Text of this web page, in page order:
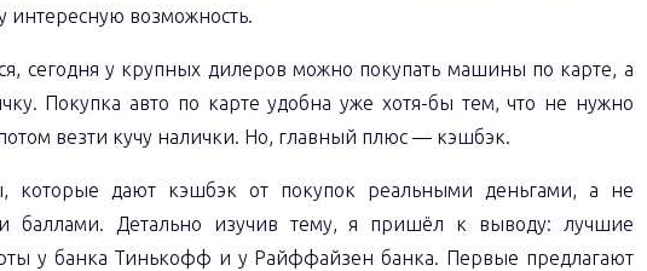
интересную возможность.
сегодня у крупных дилеров можно покупать машины по карте, а
Покупка авто по карте удобна уже хотя-бы тем, что не нужно
везти кучу налички. Но, главный плюс — кэшбэк.
которые дают кэшбэк от покупок реальными деньгами, а не
баллами. Детально изучив тему, я пришёл к выводу: лучшие
у банка Тинькофф и у Райффайзен банка. Первые предлагают